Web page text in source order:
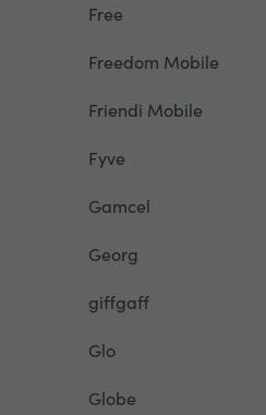
Free
Freedom Mobile
Friendi Mobile
Fyve
Gamcel
Georg
giffgaff
Glo
Globe